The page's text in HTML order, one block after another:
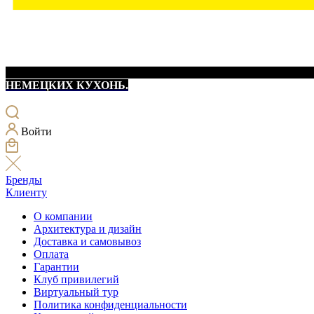
НЕМЕЦКИХ КУХОНЬ.
Войти
Бренды
Клиенту
О компании
Архитектура и дизайн
Доставка и самовывоз
Оплата
Гарантии
Клуб привилегий
Виртуальный тур
Политика конфиденциальности